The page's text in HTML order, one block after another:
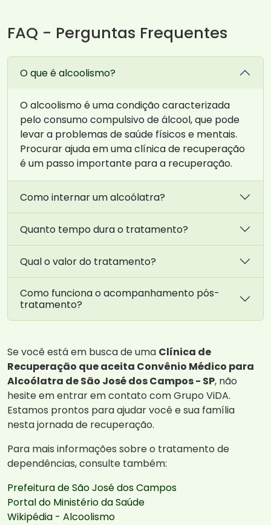
FAQ - Perguntas Frequentes
O que é alcoolismo?
O alcoolismo é uma condição caracterizada
pelo consumo compulsivo de álcool, que pode
levar a problemas de saúde físicos e mentais.
Procurar ajuda em uma clínica de recuperação
é um passo importante para a recuperação.
Como internar um alcoólatra?
Quanto tempo dura o tratamento?
Qual o valor do tratamento?
Como funciona o acompanhamento pós-
tratamento?
Se você está em busca de uma Clínica de
Recuperação que aceita Convênio Médico para
Alcoólatra de São José dos Campos - SP, não
hesite em entrar em contato com Grupo ViDA.
Estamos prontos para ajudar você e sua família
nesta jornada de recuperação.
Para mais informações sobre o tratamento de
dependências, consulte também:
Prefeitura de São José dos Campos
Portal do Ministério da Saúde
Wikipédia - Alcoolismo